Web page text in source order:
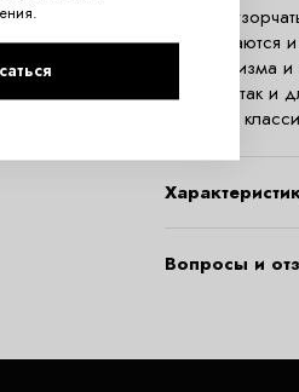
Чулки с
переплетаются
минимализма
случаев, так и
основе и
Вопросы и
.